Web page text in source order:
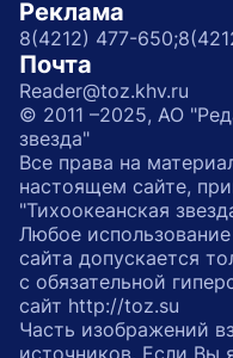
Реклама
8(4212) 477-650;
Почта
Reader@toz.khv.ru
© 2011 –2025, АО
звезда"
Все права на
настоящем сайте,
"Тихоокеанская
Любое
сайта допускается
с обязательной
сайт http://toz.su
Часть изображений
источников. Если Вы